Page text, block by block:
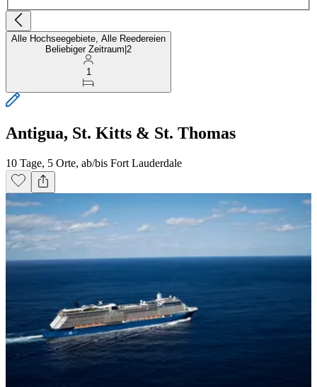
Alle Hochseegebiete, Alle Reedereien
Beliebiger Zeitraum 2
1
Antigua, St. Kitts & St. Thomas
10 Tage, 5 Orte, ab/bis Fort Lauderdale